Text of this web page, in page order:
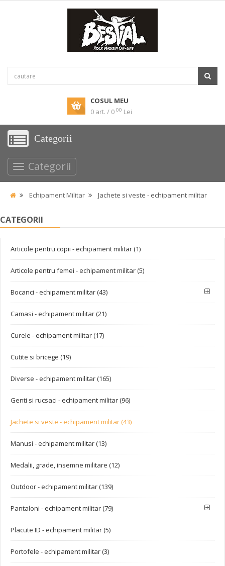
COSUL MEU
0 art. / 0 00 Lei
Categorii
Categorii
Echipament Militar Jachete si veste - echipament militar
CATEGORII
Articole pentru copii - echipament militar (1)
Articole pentru femei - echipament militar (5)
Bocanci - echipament militar (43)
Camasi - echipament militar (21)
Curele - echipament militar (17)
Cutite si bricege (19)
Diverse - echipament militar (165)
Genti si rucsaci - echipament militar (96)
Jachete si veste - echipament militar (43)
Manusi - echipament militar (13)
Medalii, grade, insemne militare (12)
Outdoor - echipament militar (139)
Pantaloni - echipament militar (79)
Placute ID - echipament militar (5)
Portofele - echipament militar (3)